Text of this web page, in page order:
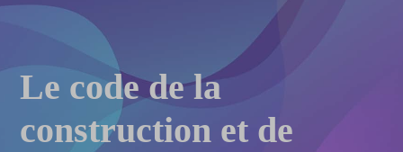
Le code de la
construction et de